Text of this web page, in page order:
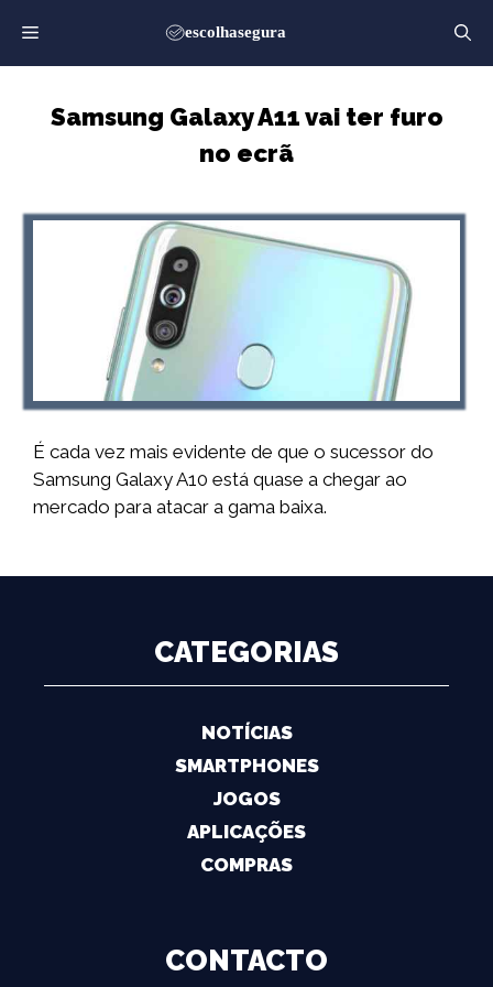
para
o
Samsung Galaxy A11 vai ter furo
no ecrã
É cada vez mais evidente de que o sucessor do
Samsung Galaxy A10 está quase a chegar ao
mercado para atacar a gama baixa.
CATEGORIAS
NOTÍCIAS
SMARTPHONES
JOGOS
APLICAÇÕES
COMPRAS
CONTACTO